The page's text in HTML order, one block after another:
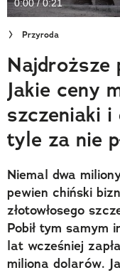
Cuda Polski
Wielki Konkurs
Trendbook Podróżniczy
Polecane
0:00 / 0:21
Przyroda
Najdroższe
Jakie ceny
szczeniaki i
tyle za nie
Niemal dwa
pewien chiński
złotowłosego
Pobił tym samym
lat wcześniej
miliona dolarów.